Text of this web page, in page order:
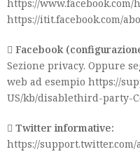
https://www.facebook.com/
https://itit.facebook.com/
 Facebook
Sezione privacy. Oppure
web ad esempio https://
US/kb/disablethird-party-
 Twitter informative:
https://support.twitter.com/